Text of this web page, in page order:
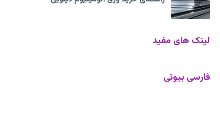
لینک های مفید
فارسی بیوتی